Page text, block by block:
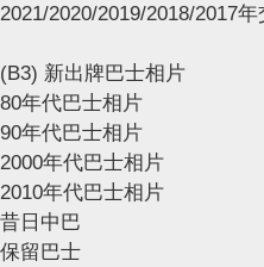
2021/2020/2019/2018/2017
(B3) 新出牌巴士相片
80年代巴士相片
90年代巴士相片
2000年代巴士相片
2010年代巴士相片
昔日中巴
保留巴士